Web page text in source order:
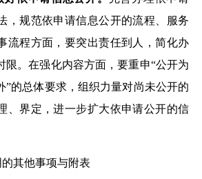
，规范依申请信息公开的流程、服务
流程方面，要突出责任到人，简化办
限。在强化内容方面，要重申“公开为
”的总体要求，组织力量对尚未公开的
、界定，进一步扩大依申请公开的信
其他事项与附表